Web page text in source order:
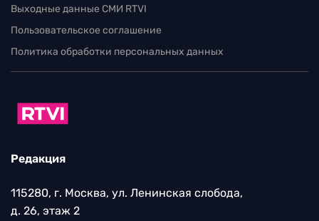
Выходные данные СМИ RTVI
Пользовательское соглашение
Политика обработки персональных данных
Редакция
115280, г. Москва, ул. Ленинская слобода,
д. 26, этаж 2